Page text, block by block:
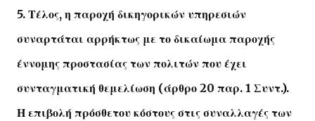
5. Τέλος, η παροχή δικηγορικών υπηρεσιών
συναρτάται αρρήκτως με το δικαίωμα παροχής
έννομης προστασίας των πολιτών που έχει
συνταγματική θεμελίωση (άρθρο 20 παρ. 1 Συντ.).
Η επιβολή πρόσθετου κόστους στις συναλλαγές των